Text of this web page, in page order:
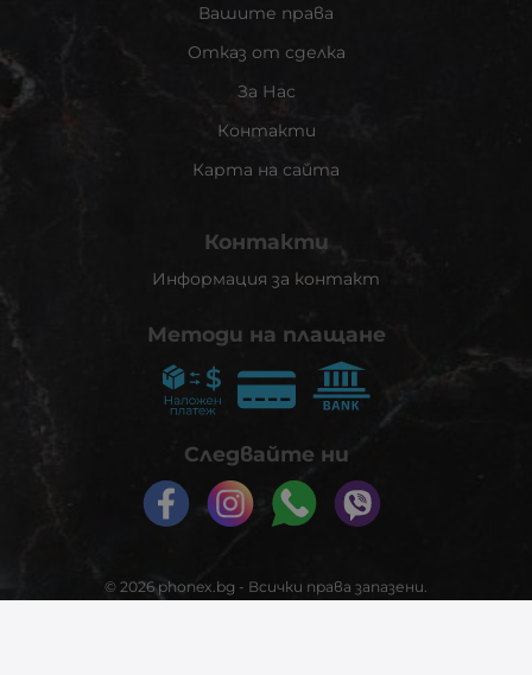
Вашите права
Отказ от сделка
За Нас
Контакти
Карта на сайта
Контакти
Информация за контакт
Методи на плащане
Следвайте ни
© 2026 phonex.bg - Всички права запазени.
Изработка на онлайн магазинValival Commerce